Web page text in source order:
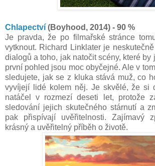
Chlapectví (Boyhood, 2014) - 90 %
Je pravda, že po filmařské stránce
vytknout. Richard Linklater je
dialogů a toho, jak natočit scény, které by
první pohled jsou moc obyčejné. Ale v
sledujete, jak se z kluka stává muž, co
vyvíjejí lidé kolem něj. Je skvělé, že si
natáčel v rozmezí deseti let, protože
sledování jejich skutečného stárnutí a
pak přispívají uvěřitelnosti. Zajímavý
krásný a uvěřitelný příběh o životě.